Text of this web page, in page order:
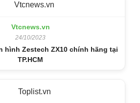
Vtcnews.vn
24/10/2023
hình Zestech ZX10 chính hãng tại
TP.HCM